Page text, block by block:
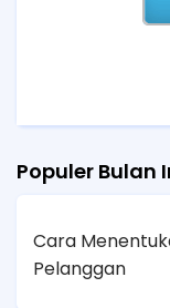
Populer Bulan
Cara
Pelanggan